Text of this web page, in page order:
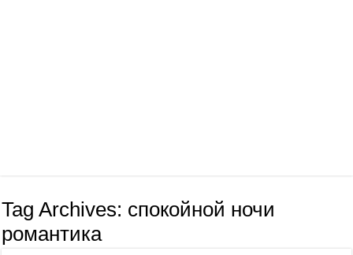
Tag Archives: спокойной ночи
романтика